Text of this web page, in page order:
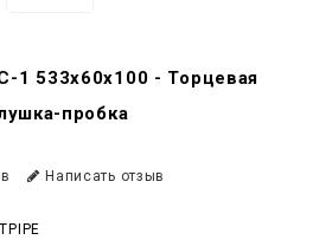
1 533x60x100 - Торцевая
пробка
Написать отзыв